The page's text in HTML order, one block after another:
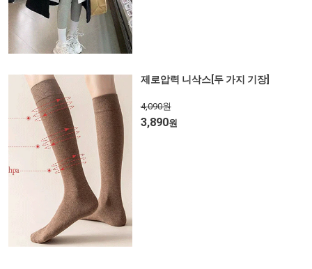
제로압력 니삭스[두 가지 기장]
4,090원
3,890원